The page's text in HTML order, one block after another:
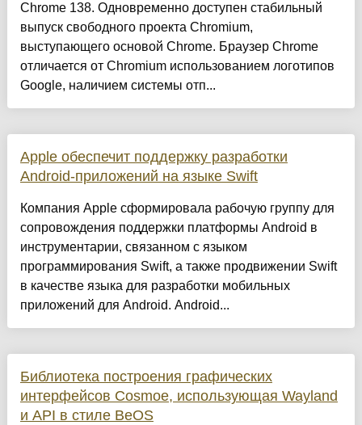
Chrome 138. Одновременно доступен стабильный
выпуск свободного проекта Chromium,
выступающего основой Chrome. Браузер Chrome
отличается от Chromium использованием логотипов
Google, наличием системы отп...
Apple обеспечит поддержку разработки
Android-приложений на языке Swift
Компания Apple сформировала рабочую группу для
сопровождения поддержки платформы Android в
инструментарии, связанном с языком
программирования Swift, а также продвижении Swift
в качестве языка для разработки мобильных
приложений для Android. Android...
Библиотека построения графических
интерфейсов Cosmoe, использующая Wayland
и API в стиле BeOS